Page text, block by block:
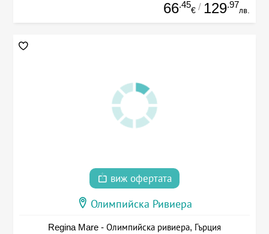
66.45
€ / 129.97
лв.
виж офертата
Олимпийска Ривиера
Regina Mare - Олимпийска ривиера, Гърция